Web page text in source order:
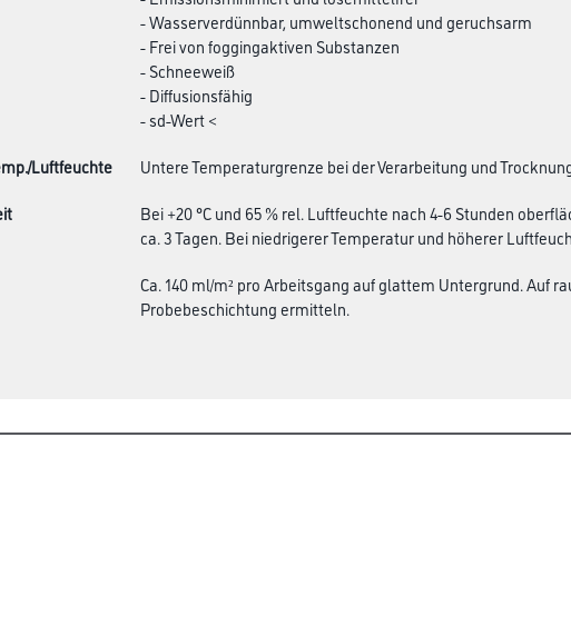
- Wasserverdünnbar, umweltschonend und geruchsarm
- Frei von foggingaktiven Substanzen
- Schneeweiß
- Diffusionsfähig
- sd-Wert <
Luftfeuchte
Untere Temperaturgrenze bei der Verarbeitung und
Bei +20 °C und 65 % rel. Luftfeuchte nach 4-6 Stunden
ca. 3 Tagen. Bei niedrigerer Temperatur und höherer
Ca. 140 ml/m² pro Arbeitsgang auf glattem Untergrund. Auf
Probebeschichtung ermitteln.